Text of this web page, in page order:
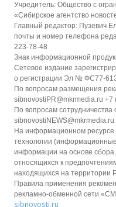
Учредитель: Общество с
«Сибирское агентство
Главный редактор: Пузевич
почты и номер телефона
223-78-48
Знак информационной
Сетевое издание
о регистрации Эл № ФС77-
По вопросам размещения
sibnovostiPR@mkrmedia.ru +7
По вопросам
sibnovostiNEWS@mkrmedia.ru
На информационном
технологии
информации на основе
относящихся к
находящихся на территории
Правила применения
рекламно-обменной сети
sibnovosti.ru